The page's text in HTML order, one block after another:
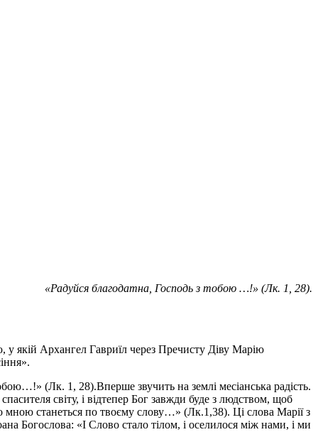
«Радуйся благодатна, Господь з тобою …!» (Лк. 1, 28).
у якій Архангел Гавриїл через Пречисту Діву Марію
(Лк. 1, 28).Вперше звучить на землі месіанська радість.
світу, і відтепер Бог завжди буде з людством, щоб
мною станеться по твоєму слову…» (Лк.1,38). Ці слова Марії з
Богослова: «І Слово стало тілом, і оселилося між нами, і ми